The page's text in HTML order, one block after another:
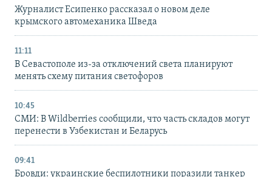
Журналист Есипенко рассказал о новом деле
крымского автомеханика Шведа
11:11
В Севастополе из-за отключений света планируют
менять схему питания светофоров
10:45
СМИ: В Wildberries сообщили, что часть складов могут
перенести в Узбекистан и Беларусь
09:41
Бровди: украинские беспилотники поразили танкер